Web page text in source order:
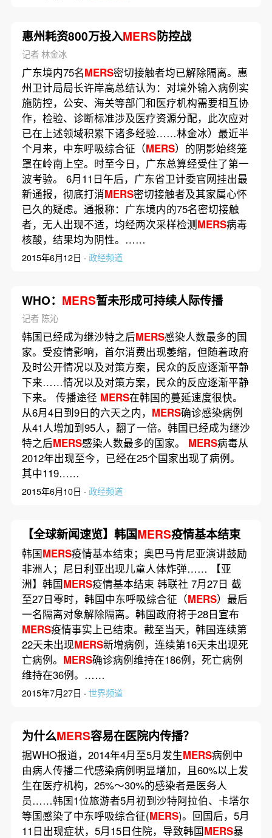
惠州耗资800万投入MERS防控战
记者 林金冰
广东境内75名MERS密切接触者均已解除隔离。惠
州卫计局局长许岸高总结认为：对境外输入病例实
施防控，公安、海关等部门和医疗机构需要相互协
作，检验、诊断标准涉及医疗资源分配，此次应对
已在上述领域积累下诸多经验……林金冰）最近半
个月来，中东呼吸综合征（MERS）的阴影始终笼
罩在岭南上空。时至今日，广东总算经受住了第一
波考验。 6月11日午后，广东省卫计委官网挂出最
新通报，彻底打消MERS密切接触者及其家属心怀
已久的疑虑。通报称：广东境内的75名密切接触
者，无人出现不适，均经两次采样检测MERS病毒
核酸，结果均为阴性。……
2015年6月12日 · 政经频道
WHO： MERS暂未形成可持续人际传播
记者 陈沁
韩国已经成为继沙特之后MERS感染人数最多的国
家。受疫情影响，首尔消费出现萎缩，但随着政府
及时公开情况以及对策方案，民众的反应逐渐平静
下来……情况以及对策方案，民众的反应逐渐平静
下来。 传播途径 MERS在韩国的蔓延速度很快。
从6月4日到9日的六天之内， MERS确诊感染病例
从41人增加到95人，翻了一倍。韩国已经成为继沙
特之后MERS感染人数最多的国家。 MERS病毒从
2012年出现至今，已经在25个国家出现了病例。
其中119……
2015年6月10日 · 政经频道
【全球新闻速览】韩国MERS疫情基本结束
韩国MERS疫情基本结束；奥巴马肯尼亚演讲鼓励
非洲人；尼日利亚出现儿童人体炸弹…… 【亚
洲】韩国MERS疫情基本结束 韩联社 7月27日 截
至27日零时，韩国中东呼吸综合征（MERS）最后
一名隔离对象解除隔离。韩国政府将于28日宣布
MERS疫情事实上已结束。截至当天，韩国连续第
22天未出现MERS新增病例，连续第16天未出现死
亡病例。 MERS确诊病例维持在186例，死亡病例
维持在36例。……
2015年7月27日 · 世界频道
为什么MERS容易在医院内传播？
据WHO报道，2014年4月至5月发生MERS病例中
由病人传播二代感染病例明显增加，且60%以上发
生在医疗机构，25%～30%的感染者是医务人
员……韩国1位旅游者5月初到沙特阿拉伯、卡塔尔
等国感染了中东呼吸综合征(MERS)。回国后，5月
11日出现症状，5月15日住院，导致韩国MERS暴